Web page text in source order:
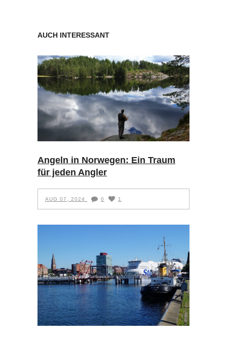
AUCH INTERESSANT
Angeln in Norwegen: Ein Traum
für jeden Angler
AUG 07, 2024 0 1